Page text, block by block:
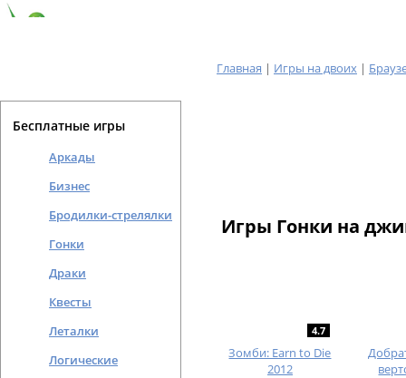
Главная | Игры на двоих |
Бесплатные игры
Аркады
Бизнес
Бродилки-стрелялки
Гонки
Драки
Квесты
Леталки
Логические
Игры Гонки на
4.7
Зомби: Earn to Die
2012